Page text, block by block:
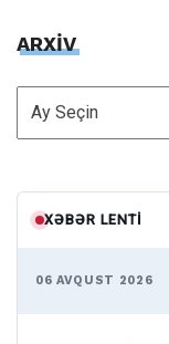
ARXİV
ARXİV
XƏBƏR LENTI
06 AVQUST 2026